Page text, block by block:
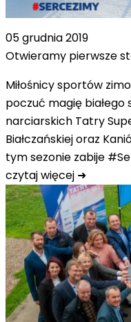
05 grudnia 2019
Otwieramy pierwsze
Miłośnicy sportów
poczuć magię
narciarskich Tatry
Białczańskiej oraz
tym sezonie zabije
czytaj więcej ➜